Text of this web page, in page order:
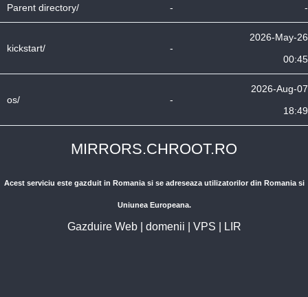
Parent directory/ - -
kickstart/ -
2026-May-26
00:45
os/ -
2026-Aug-07
18:49
MIRRORS.CHROOT.RO
Acest serviciu este gazduit in Romania si se adreseaza utilizatorilor din Romania si
Uniunea Europeana.
Gazduire Web| domenii VPS LIR